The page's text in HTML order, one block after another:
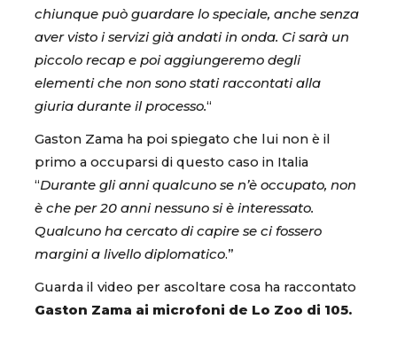
chiunque può guardare lo speciale, anche senza
aver visto i servizi già andati in onda. Ci sarà un
piccolo recap e poi aggiungeremo degli
elementi che non sono stati raccontati alla
giuria durante il processo.“
Gaston Zama ha poi spiegato che lui non è il
primo a occuparsi di questo caso in Italia
“Durante gli anni qualcuno se n’è occupato, non
è che per 20 anni nessuno si è interessato.
Qualcuno ha cercato di capire se ci fossero
margini a livello diplomatico.”
Guarda il video per ascoltare cosa ha raccontato
Gaston Zama ai microfoni de Lo Zoo di 105.